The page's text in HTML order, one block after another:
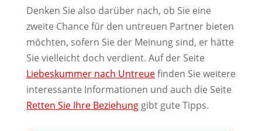
Denken Sie also darüber nach, ob Sie eine
zweite Chance für den untreuen Partner bieten
möchten, sofern Sie der Meinung sind, er hätte
Sie vielleicht doch verdient. Auf der Seite
Liebeskummer nach Untreuefinden Sie weitere
interessante Informationen und auch die Seite
Retten Sie Ihre Beziehunggibt gute Tipps.